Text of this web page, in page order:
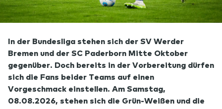
In der Bundesliga stehen sich der SV Werder
Bremen und der SC Paderborn Mitte Oktober
gegenüber. Doch bereits in der Vorbereitung dürfen
sich die Fans beider Teams auf einen
Vorgeschmack einstellen. Am Samstag,
08.08.2026, stehen sich die Grün-Weißen und die